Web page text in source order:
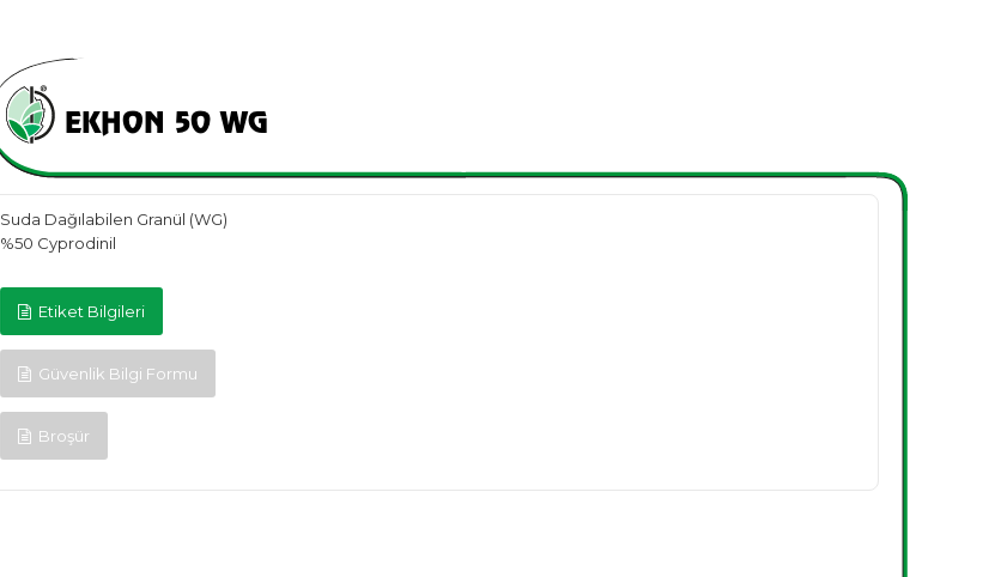
EKHON 50 WG
Suda Dağılabilen Granül (WG)
%50 Cyprodinil
Etiket Bilgileri
Güvenlik Bilgi Formu
Broşür